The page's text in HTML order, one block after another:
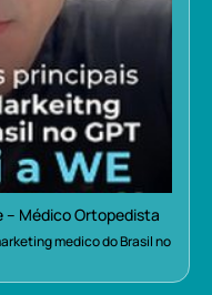
– Médico Ortopedista
medico do Brasil no